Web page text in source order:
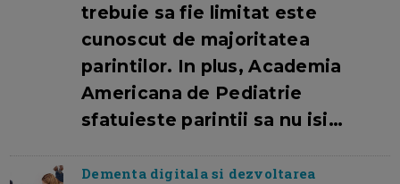
trebuie sa fie limitat este
cunoscut de majoritatea
parintilor. In plus, Academia
Americana de Pediatrie
sfatuieste parintii sa nu isi…
Dementa digitala si dezvoltarea